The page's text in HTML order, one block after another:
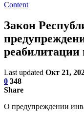
Content
Закон
реабилитации
Last updated Окт 21,
0 348
Share
О предупреждении